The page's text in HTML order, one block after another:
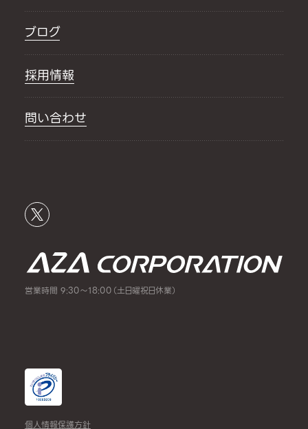
ブログ
採用情報
問い合わせ
営業時間 9:30～18:00（土日曜祝日休業）
個人情報保護方針